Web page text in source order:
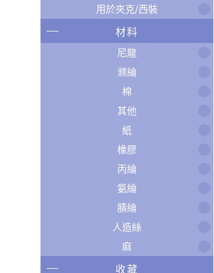
用於夾克/西裝
材料
尼龍
滌綸
棉
其他
紙
橡膠
丙綸
氨綸
腈綸
人造絲
麻
收藏